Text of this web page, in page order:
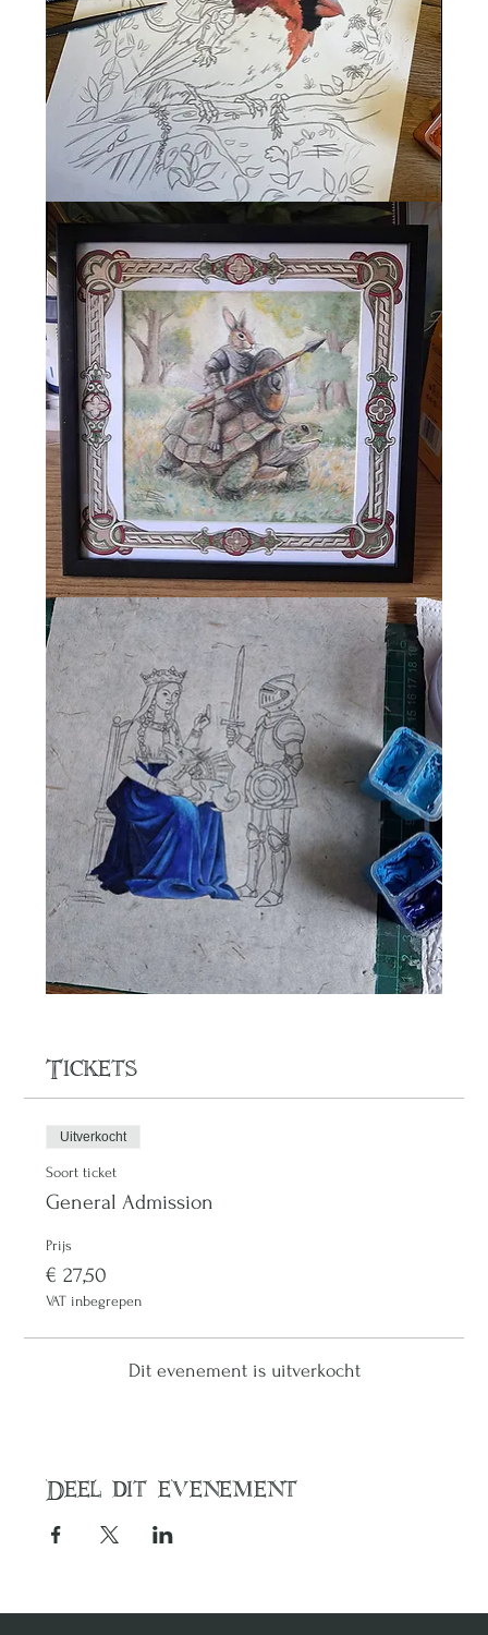
Tickets
Uitverkocht
Soort ticket
General Admission
Prijs
€ 27,50
VAT inbegrepen
Dit evenement is uitverkocht
Deel dit evenement